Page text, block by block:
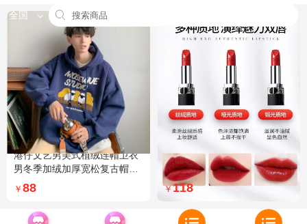
全国
港仔文艺男美式植绒连帽卫衣
男冬季加绒加厚宽松复古帽衫
外套 XXL 加绒 5XL 灰色加绒
￥ 88
Dior迪奥全新烈艳蓝金口红品
牌授权经典藤格纹饰带丝绒质
地999色号传奇红唇哑光 哑光
￥118